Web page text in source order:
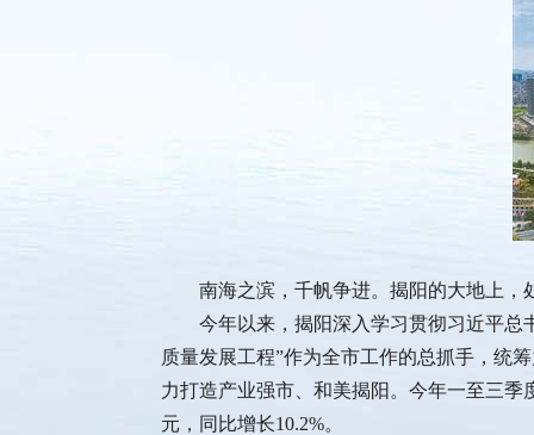
南海之滨，千帆争进。揭阳的大地上，
今年以来，揭阳深入学习贯彻习近平总书
质量发展工程”作为全市工作的总抓手，统
力打造产业强市、和美揭阳。今年一至三季
元，同比增长10.2%。